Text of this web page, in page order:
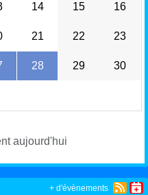
14 15 16
21 22 23
28 29 30
aujourd'hui
+ d'évènements